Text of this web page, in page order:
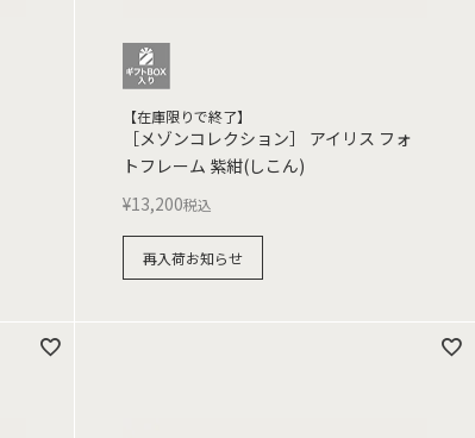
【在庫限りで終了】
［メゾンコレクション］ アイリス フォ
トフレーム 紫紺(しこん)
¥13,200税込
再入荷お知らせ